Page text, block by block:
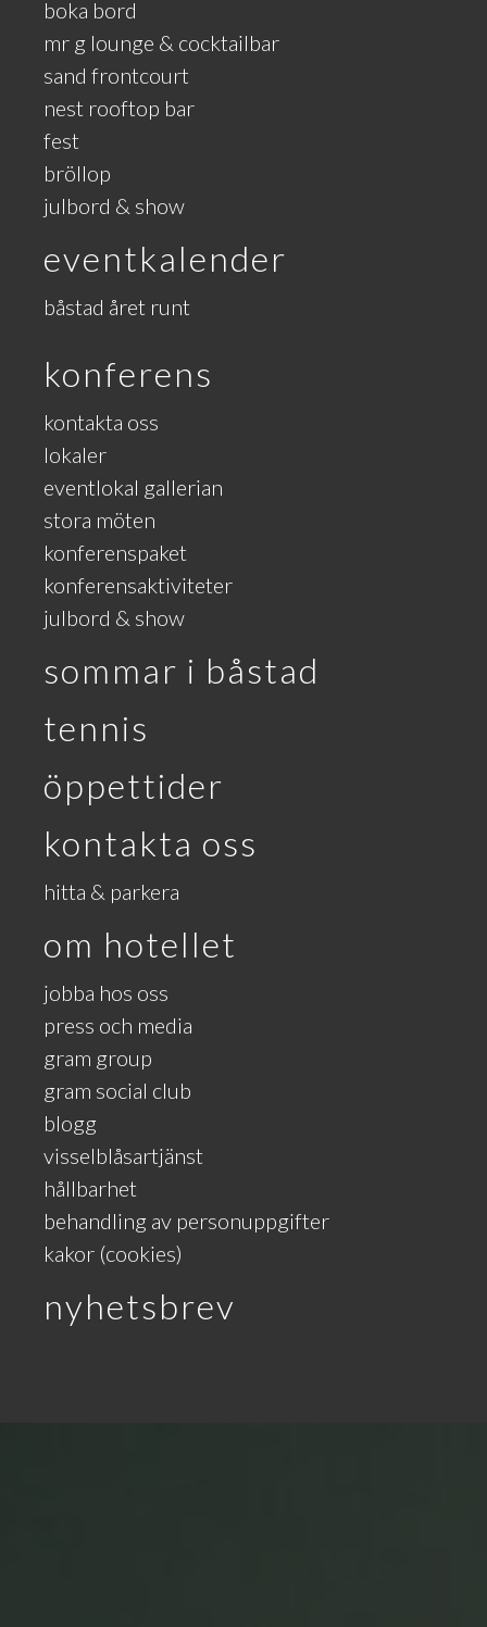
boka bord
mr g lounge & cocktailbar
sand frontcourt
nest rooftop bar
fest
bröllop
julbord & show
eventkalender
båstad året runt
konferens
kontakta oss
lokaler
eventlokal gallerian
stora möten
konferenspaket
konferensaktiviteter
julbord & show
sommar i båstad
tennis
öppettider
kontakta oss
hitta & parkera
om hotellet
jobba hos oss
press och media
gram group
gram social club
blogg
visselblåsartjänst
hållbarhet
behandling av personuppgifter
kakor (cookies)
nyhetsbrev